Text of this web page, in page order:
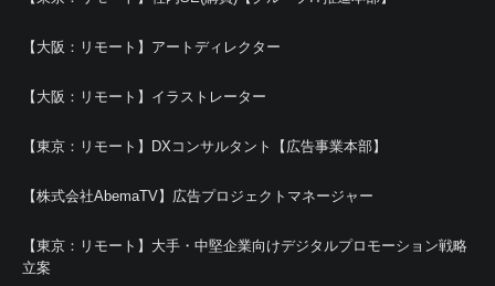
【大阪：リモート】アートディレクター
【大阪：リモート】イラストレーター
【東京：リモート】DXコンサルタント【広告事業本部】
【株式会社AbemaTV】広告プロジェクトマネージャー
【東京：リモート】大手・中堅企業向けデジタルプロモーション戦略
立案